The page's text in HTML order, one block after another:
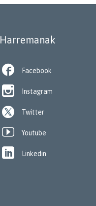
Harremanak
 Facebook
 Instagram
Twitter
 Youtube
 Linkedin